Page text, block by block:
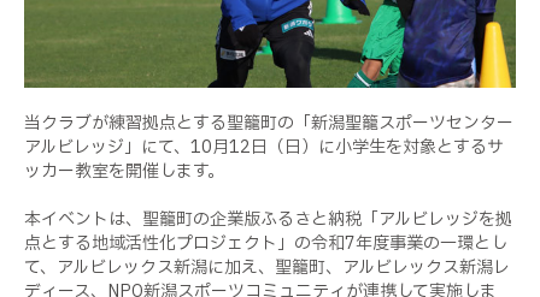
当クラブが練習拠点とする聖籠町の「新潟聖籠スポーツセンター
アルビレッジ」にて、10月12日（日）に小学生を対象とするサ
ッカー教室を開催します。
本イベントは、聖籠町の企業版ふるさと納税「アルビレッジを拠
点とする地域活性化プロジェクト」の令和7年度事業の一環とし
て、アルビレックス新潟に加え、聖籠町、アルビレックス新潟レ
ディース、NPO新潟スポーツコミュニティが連携して実施しま